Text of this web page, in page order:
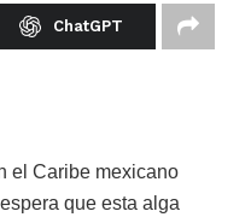
ChatGPT
el Caribe mexicano
que esta alga